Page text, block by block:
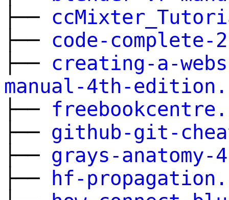
├──
├── code-
├── creating-a-
manual-4th-
├──
├── github-git-
├── grays-
├──
hf-